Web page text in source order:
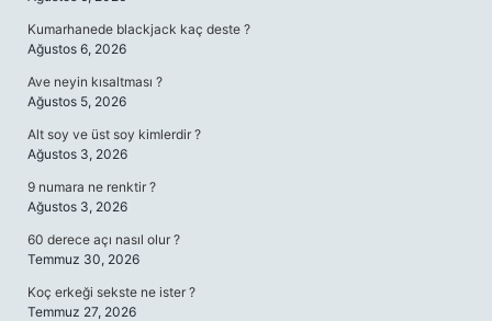
Kumarhanede blackjack kaç deste ?
Ağustos 6, 2026
Ave neyin kısaltması ?
Ağustos 5, 2026
Alt soy ve üst soy kimlerdir ?
Ağustos 3, 2026
9 numara ne renktir ?
Ağustos 3, 2026
60 derece açı nasıl olur ?
Temmuz 30, 2026
Koç erkeği sekste ne ister ?
Temmuz 27, 2026